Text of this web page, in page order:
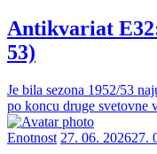
Antikvariat
53)
Je bila sezona 1952/53
po koncu druge svetovne
Enotnost 27. 06. 202627.